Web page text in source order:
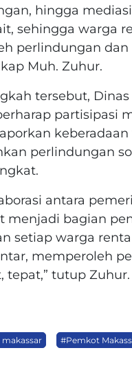
hingga
sehingga warga
perlindungan
Muh. Zuhur.
tersebut, Dinas
partisipasi
keberadaan
perlindungan
antara
menjadi bagian
setiap warga
memperoleh
tepat,” tutup Zuhur.
#Pemkot